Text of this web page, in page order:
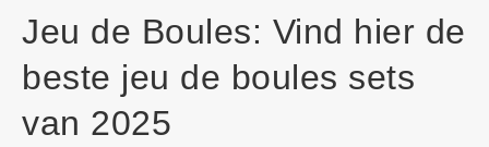
Jeu de Boules: Vind hier de
beste jeu de boules sets
van 2025